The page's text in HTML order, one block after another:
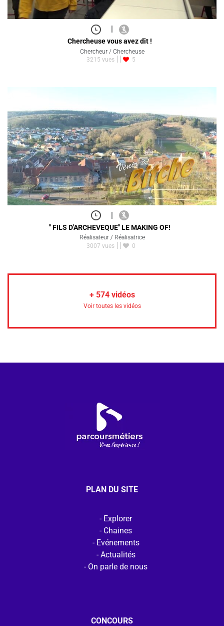
|
Chercheuse vous avez dit !
Chercheur / Chercheuse
3215 vues
5
|
" FILS D'ARCHEVEQUE" LE MAKING OF!
Réalisateur / Réalisatrice
3007 vues
0
+ 574vidéos
Voir toutes les vidéos
PLAN DU SITE
Explorer
Chaines
Evénements
Actualités
On parle de nous
CONCOURS